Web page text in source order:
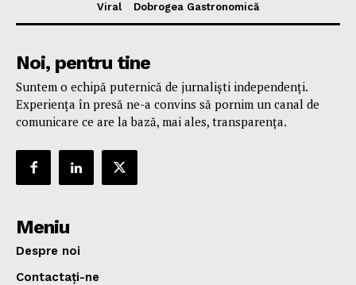
Viral
Dobrogea Gastronomică
Noi, pentru tine
Suntem o echipă puternică de jurnaliști independenți.
Experiența în presă ne-a convins să pornim un canal de
comunicare ce are la bază, mai ales, transparența.
Meniu
Despre noi
Contactați-ne